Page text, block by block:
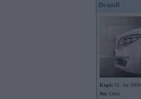
DrumB
Kopš: 02. Jul 2009
No: Cēsis